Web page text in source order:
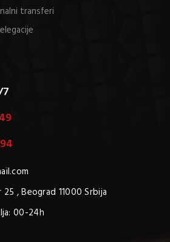
transferi
, Beograd 11000 Srbija
00-24h